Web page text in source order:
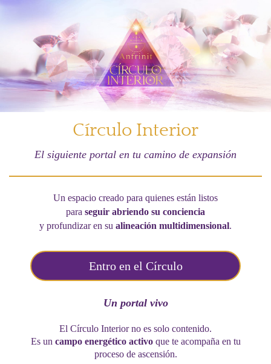
Círculo Interior
El siguiente portal en tu camino de expansión
Un espacio creado para quienes están listos
para seguir abriendo su conciencia
y profundizar en su alineación multidimensional.
Entro en el Círculo
Un portal vivo
El Círculo Interior no es solo contenido.
Es un campo energético activo que te acompaña en tu
proceso de ascensión.